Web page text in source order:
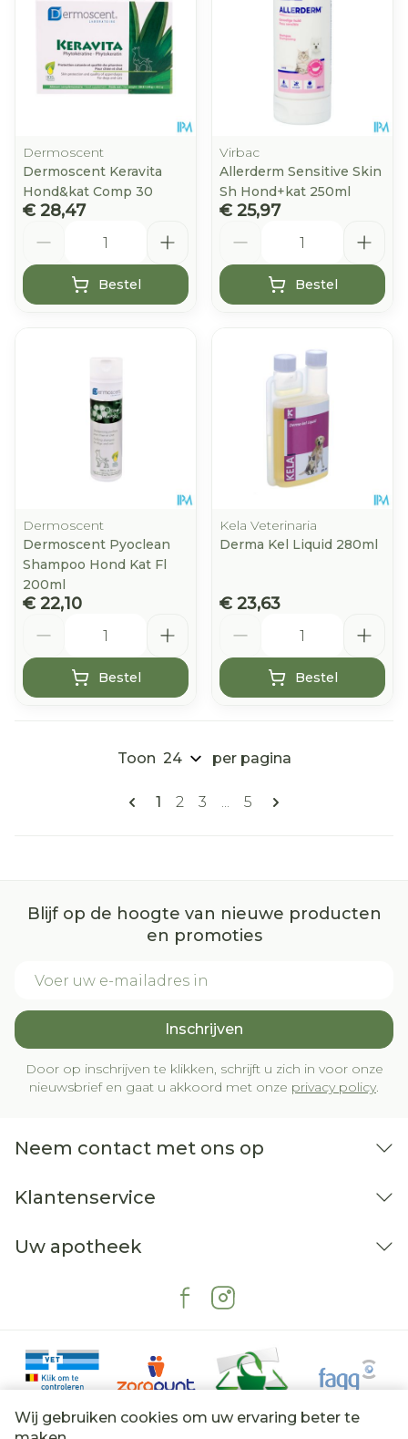
Wij gebruiken cookies om uw ervaring beter te
Dermoscent
Dermoscent Keravita
Hond&kat Comp 30
€ 28,47
Bestel
Virbac
Allerderm Sensitive Skin
Sh Hond+kat 250ml
€ 25,97
Bestel
Dermoscent
Dermoscent Pyoclean
Shampoo Hond Kat Fl
200ml
€ 22,10
Bestel
Kela Veterinaria
Derma Kel Liquid 280ml
€ 23,63
Bestel
Pagina's
U lees momenteel pagina
1 Pagina
2 Pagina
3 ... Pagina
5
Toon per pagina
Blijf op de hoogte van nieuwe producten
en promoties
Inschrijven
Door op inschrijven te klikken, schrijft u zich in voor onze
nieuwsbrief en gaat u akkoord met onze privacy policy.
Neem contact met ons op
Klantenservice
Uw apotheek